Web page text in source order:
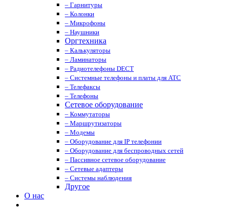
– Гарнитуры
– Колонки
– Микрофоны
– Наушники
Оргтехника
– Калькуляторы
– Ламинаторы
– Радиотелефоны DECT
– Системные телефоны и платы для АТС
– Телефаксы
– Телефоны
Сетевое оборудование
– Коммутаторы
– Маршрутизаторы
– Модемы
– Оборудование для IP телефонии
– Оборудование для беспроводных сетей
– Пассивное сетевое оборудование
– Сетевые адаптеры
– Системы наблюдения
Другое
О нас